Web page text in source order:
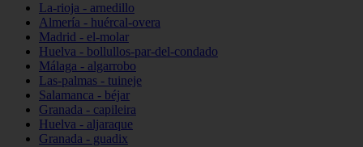
La-rioja - arnedillo
Almería - huércal-overa
Madrid - el-molar
Huelva - bollullos-par-del-condado
Málaga - algarrobo
Las-palmas - tuineje
Salamanca - béjar
Granada - capileira
Huelva - aljaraque
Granada - guadix